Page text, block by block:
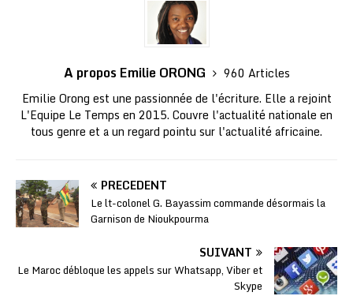
A propos Emilie ORONG
960 Articles
Emilie Orong est une passionnée de l'écriture. Elle a rejoint
L'Equipe Le Temps en 2015. Couvre l'actualité nationale en
tous genre et a un regard pointu sur l'actualité africaine.
PRÉCÉDENT
Le lt-colonel G. Bayassim commande désormais la
Garnison de Nioukpourma
SUIVANT
Le Maroc débloque les appels sur Whatsapp, Viber et
Skype